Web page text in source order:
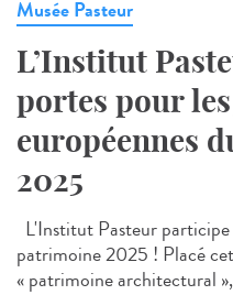
Musée Pasteur
L’Institut
portes pour
européennes
2025
L'Institut Pasteur participe
patrimoine 2025 ! Placé
« patrimoine architectural